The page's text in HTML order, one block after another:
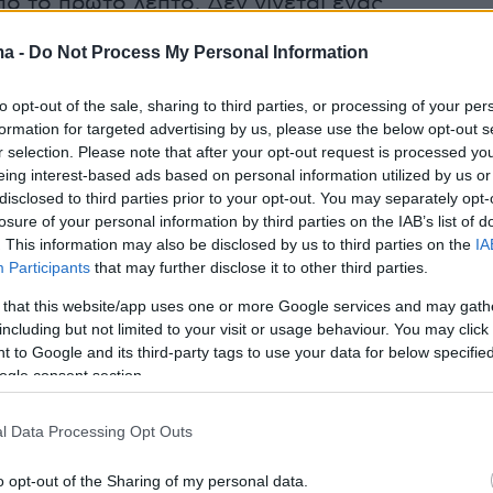
- Do Not Process My Personal Information
opt-out of the sale, sharing to third parties, or processing of your
for targeted advertising by us, please use the below opt-out
selection. Please note that after your opt-out request is processed
interest-based ads based on personal information utilized by us
to third parties prior to your opt-out. You may separately
of your personal information by third parties on the IAB’s list of
This information may also be disclosed by us to third parties on the
Participants that may further disclose it to other third parties.
that this website/app uses one or more Google services and may
but not limited to your visit or usage behaviour. You may
to Google and its third-party tags to use your data for below
consent section.
Data Processing Opt Outs
opt-out of the Sharing of my personal data.
και ιατρείο κρυμμένο σε κάτι χωράφια. Το
ότι στο δήθεν ιατρείο υπήρχε ένας χώρος
αυλόγυρος που είχε τους ασθενείς τον
στον άλλον. Μου έκανε άσχημη εντύπωση»
v-cq27mr046o7t)
συναντήθηκε μετον 66χρονο